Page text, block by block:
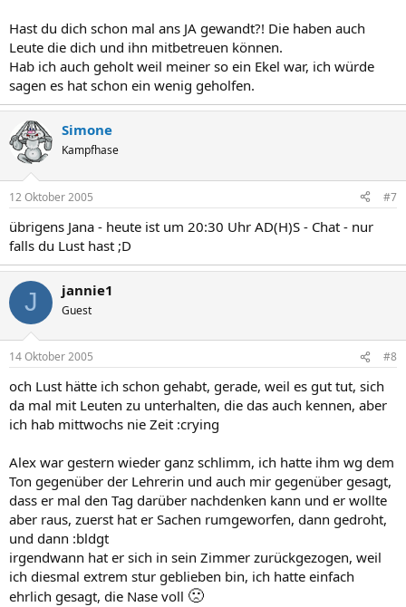
Hast du dich schon mal ans JA gewandt?! Die haben auch
Leute die dich und ihn mitbetreuen können.
Hab ich auch geholt weil meiner so ein Ekel war, ich würde
sagen es hat schon ein wenig geholfen.
Simone
Kampfhase
12 Oktober 2005 #7
übrigens Jana - heute ist um 20:30 Uhr AD(H)S - Chat - nur
falls du Lust hast ;D
J jannie1
Guest
14 Oktober 2005 #8
och Lust hätte ich schon gehabt, gerade, weil es gut tut, sich
da mal mit Leuten zu unterhalten, die das auch kennen, aber
ich hab mittwochs nie Zeit :crying
Alex war gestern wieder ganz schlimm, ich hatte ihm wg dem
Ton gegenüber der Lehrerin und auch mir gegenüber gesagt,
dass er mal den Tag darüber nachdenken kann und er wollte
aber raus, zuerst hat er Sachen rumgeworfen, dann gedroht,
und dann :bldgt
irgendwann hat er sich in sein Zimmer zurückgezogen, weil
ich diesmal extrem stur geblieben bin, ich hatte einfach
ehrlich gesagt, die Nase voll 🙁